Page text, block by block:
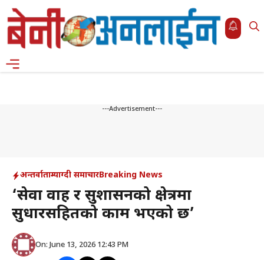
Skip
to
content
---Advertisement---
अन्तर्वाताम्याग्दी समाचारBreaking News
‘सेवा प्रवाह र सुशासनको क्षेत्रमा
सुधारसहितको काम भएको छ’
On: June 13, 2026 12:43 PM